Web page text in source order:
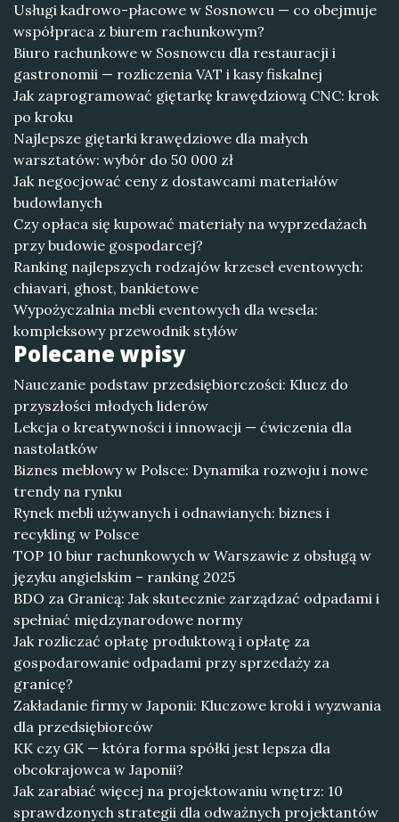
Usługi kadrowo-płacowe w Sosnowcu — co obejmuje
współpraca z biurem rachunkowym?
Biuro rachunkowe w Sosnowcu dla restauracji i
gastronomii — rozliczenia VAT i kasy fiskalnej
Jak zaprogramować giętarkę krawędziową CNC: krok
po kroku
Najlepsze giętarki krawędziowe dla małych
warsztatów: wybór do 50 000 zł
Jak negocjować ceny z dostawcami materiałów
budowlanych
Czy opłaca się kupować materiały na wyprzedażach
przy budowie gospodarcej?
Ranking najlepszych rodzajów krzeseł eventowych:
chiavari, ghost, bankietowe
Wypożyczalnia mebli eventowych dla wesela:
kompleksowy przewodnik stylów
Polecane wpisy
Nauczanie podstaw przedsiębiorczości: Klucz do
przyszłości młodych liderów
Lekcja o kreatywności i innowacji — ćwiczenia dla
nastolatków
Biznes meblowy w Polsce: Dynamika rozwoju i nowe
trendy na rynku
Rynek mebli używanych i odnawianych: biznes i
recykling w Polsce
TOP 10 biur rachunkowych w Warszawie z obsługą w
języku angielskim – ranking 2025
BDO za Granicą: Jak skutecznie zarządzać odpadami i
spełniać międzynarodowe normy
Jak rozliczać opłatę produktową i opłatę za
gospodarowanie odpadami przy sprzedaży za
granicę?
Zakładanie firmy w Japonii: Kluczowe kroki i wyzwania
dla przedsiębiorców
KK czy GK — która forma spółki jest lepsza dla
obcokrajowca w Japonii?
Jak zarabiać więcej na projektowaniu wnętrz: 10
sprawdzonych strategii dla odważnych projektantów